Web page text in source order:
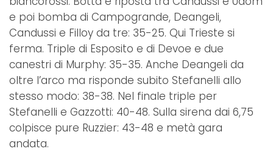
e poi bomba di Campogrande, Deangeli,
Candussi e Filloy da tre: 35-25. Qui Trieste si
ferma. Triple di Esposito e di Devoe e due
canestri di Murphy: 35-35. Anche Deangeli da
oltre l’arco ma risponde subito Stefanelli allo
stesso modo: 38-38. Nel finale triple per
Stefanelli e Gazzotti: 40-48. Sulla sirena dai 6,75
colpisce pure Ruzzier: 43-48 e metà gara
andata.